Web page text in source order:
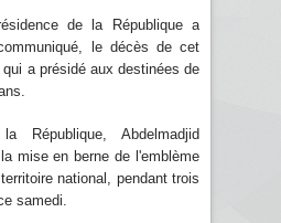
de la République a
le décès de cet
a présidé aux destinées de
République, Abdelmadjid
mise en berne de l'emblème
national, pendant trois
samedi.